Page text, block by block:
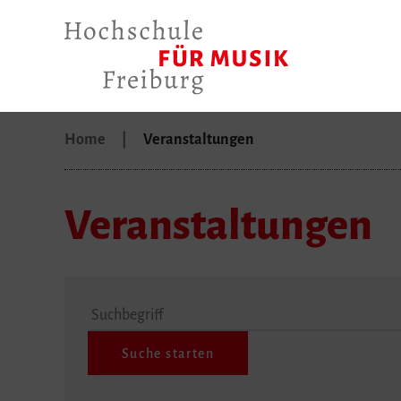
Home Veranstaltungen
Veranstaltungen
Suchbegriff